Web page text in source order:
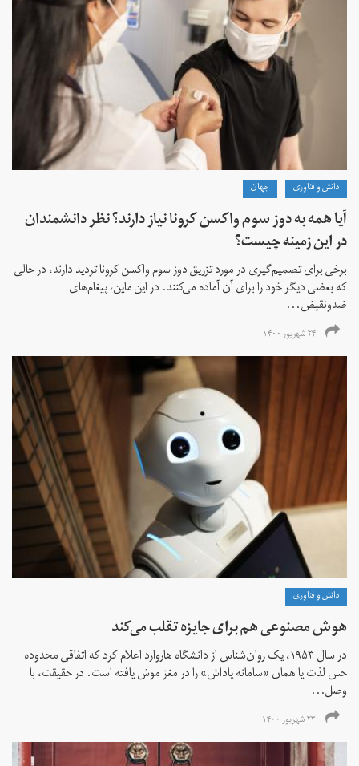
دانش و فناوری جهان
آیا همه به دوز سوم واکسن کرونا نیاز دارند؟ نظر دانشمندان
در این زمینه چیست؟
برخی برای تصمیم‌گیری در مورد تزریق دوز سوم واکسن کرونا تردید دارند، در حالی
که بعضی دیگر خود را برای آن آماده می‌کنند. در این ماین، پیغام‌های
ضدونقیض...
۲۴ شهریور ۱۴۰۰
دانش و فناوری
هوش مصنوعی هم برای جایزه تقلب می‌کند
در سال ۱۹۵۳، یک روان‌شناس از دانشگاه هاروارد اعلام کرد که اتفاقی محدوده
حس لذت یا همان «سامانه پاداش» را در مغز موش یافته است. در حقیقت، با
وصل...
۲۳ شهریور ۱۴۰۰